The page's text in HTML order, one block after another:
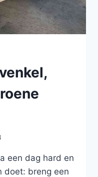
een dag hard en
doet: breng een